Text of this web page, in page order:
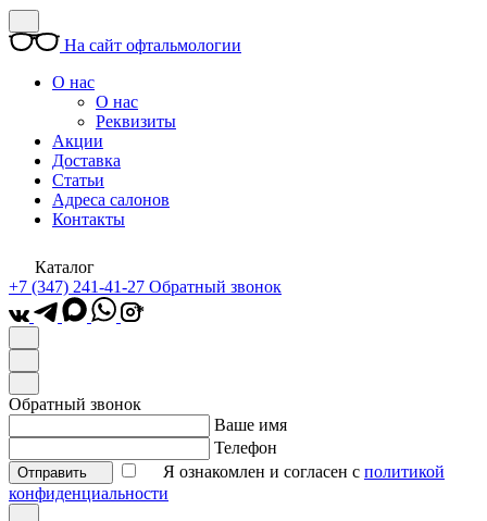
На сайт офтальмологии
О нас
О нас
Реквизиты
Акции
Доставка
Статьи
Адреса салонов
Контакты
Каталог
+7 (347) 241-41-27 Обратный звонок
*
Обратный звонок
Ваше имя
Телефон
Отправить Я ознакомлен и согласен с политикой
конфиденциальности